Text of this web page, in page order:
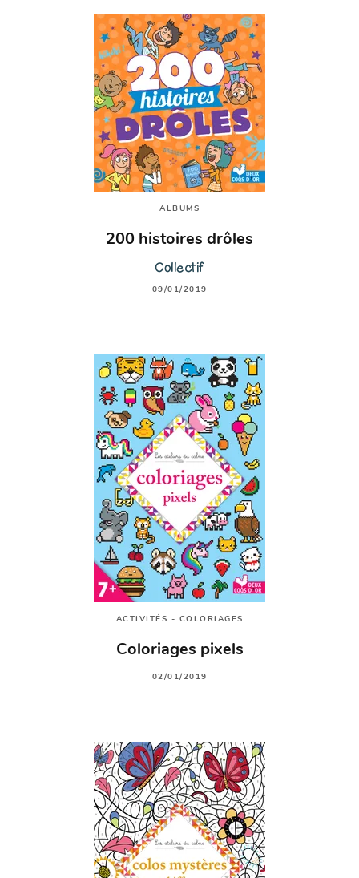
ALBUMS
200 histoires drôles
Collectif
09/01/2019
ACTIVITÉS - COLORIAGES
Coloriages pixels
02/01/2019